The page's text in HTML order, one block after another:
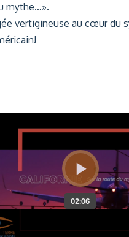
mythe…».
vertigineuse au cœur du